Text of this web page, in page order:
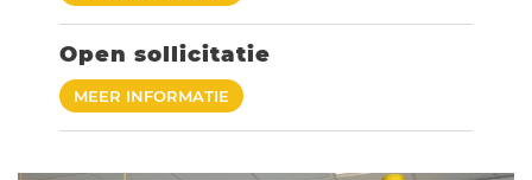
Open sollicitatie
MEER INFORMATIE